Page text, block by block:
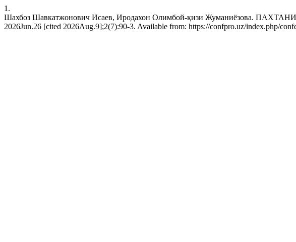
1.
Шахбоз Шавкатжонович Исаев, Иродахон Олимбой-қизи Жуманиёзова.
2026Jun.26 [cited 2026Aug.9];2(7):90-3. Available from: https://confpro.uz/index.php/